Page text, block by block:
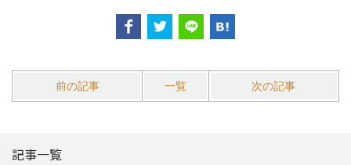
前の記事 一覧 次の記事
記事一覧